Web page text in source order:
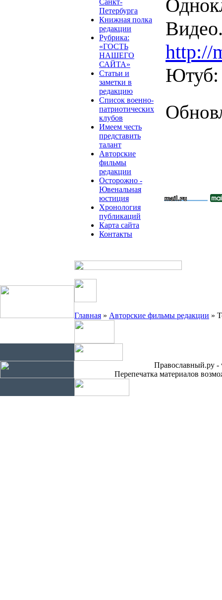
Петербурга
Книжная полка
редакции
Рубрика:
«ГОСТЬ
НАШЕГО
САЙТА»
Статьи и
заметки в
редакцию
Список военно-
патриотических
клубов
Имеем честь
представить
талант
Авторские
фильмы
редакции
Осторожно -
Ювенальная
юстиция
Хронология
публикаций
Карта сайта
Контакты
http://
Главная » Авторские фильмы редакции »
Православный.ру -
Перепечатка материалов